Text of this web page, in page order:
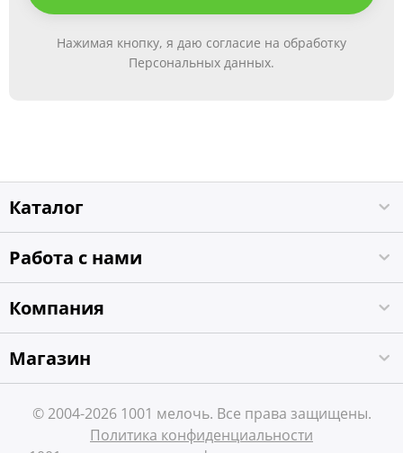
Нажимая кнопку, я даю согласие на обработку
Персональных данных.
Каталог
Работа с нами
Компания
Магазин
© 2004-2026 1001 мелочь. Все права защищены.
Политика конфиденциальности